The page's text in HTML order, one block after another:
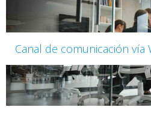
Canal de comunicación vía